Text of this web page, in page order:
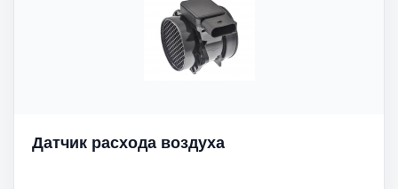
Датчик расхода воздуха